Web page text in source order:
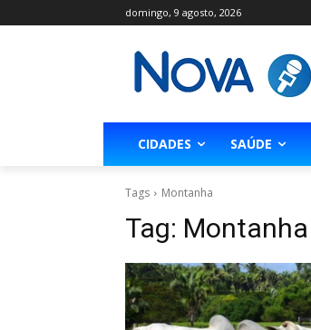
domingo, 9 agosto, 2026
CIDADES SAÚDE
Tags Montanha
Tag: Montanha